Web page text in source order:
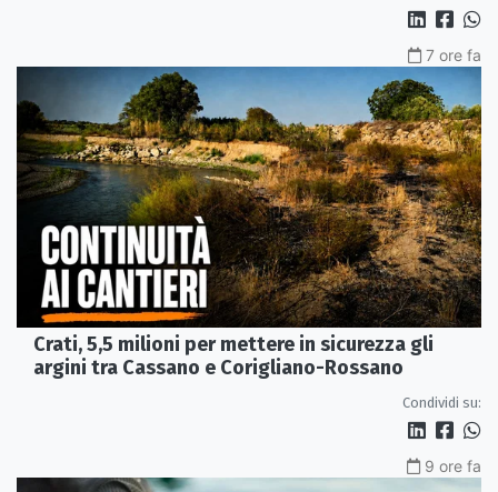
7 ore fa
Crati, 5,5 milioni per mettere in sicurezza gli
argini tra Cassano e Corigliano-Rossano
Condividi su:
9 ore fa